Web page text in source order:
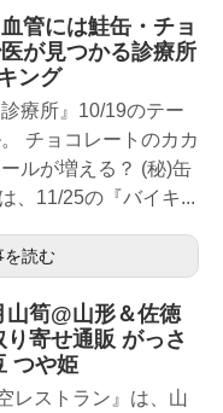
管には鮭缶・チョ
が見つかる診療所
ング
療所』10/19のテー
チョコレートのカカ
ルが増える？ (秘)缶
、11/25の『バイキ...
を読む
筍@山形＆佐徳
寄せ通販 がっさ
つや姫
レストラン』は、山